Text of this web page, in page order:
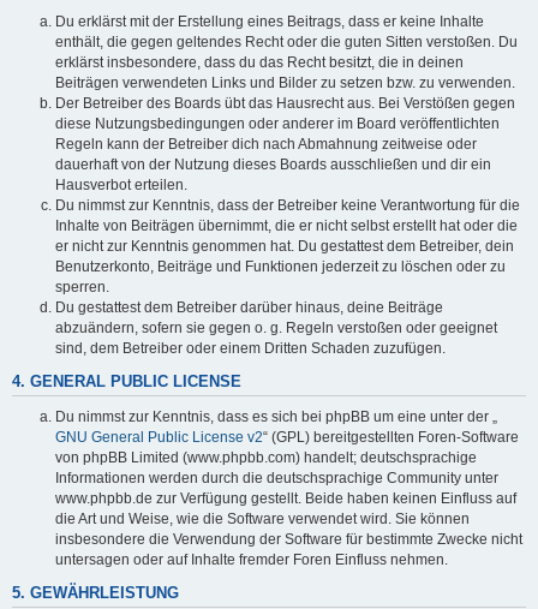
Du erklärst mit der Erstellung eines Beitrags, dass er keine Inhalte
enthält, die gegen geltendes Recht oder die guten Sitten verstoßen. Du
erklärst insbesondere, dass du das Recht besitzt, die in deinen
Beiträgen verwendeten Links und Bilder zu setzen bzw. zu verwenden.
Der Betreiber des Boards übt das Hausrecht aus. Bei Verstößen gegen
diese Nutzungsbedingungen oder anderer im Board veröffentlichten
Regeln kann der Betreiber dich nach Abmahnung zeitweise oder
dauerhaft von der Nutzung dieses Boards ausschließen und dir ein
Hausverbot erteilen.
Du nimmst zur Kenntnis, dass der Betreiber keine Verantwortung für die
Inhalte von Beiträgen übernimmt, die er nicht selbst erstellt hat oder die
er nicht zur Kenntnis genommen hat. Du gestattest dem Betreiber, dein
Benutzerkonto, Beiträge und Funktionen jederzeit zu löschen oder zu
sperren.
Du gestattest dem Betreiber darüber hinaus, deine Beiträge
abzuändern, sofern sie gegen o. g. Regeln verstoßen oder geeignet
sind, dem Betreiber oder einem Dritten Schaden zuzufügen.
4. GENERAL PUBLIC LICENSE
Du nimmst zur Kenntnis, dass es sich bei phpBB um eine unter der „
GNU General Public License v2“ (GPL) bereitgestellten Foren-Software
von phpBB Limited (www.phpbb.com) handelt; deutschsprachige
Informationen werden durch die deutschsprachige Community unter
www.phpbb.de zur Verfügung gestellt. Beide haben keinen Einfluss auf
die Art und Weise, wie die Software verwendet wird. Sie können
insbesondere die Verwendung der Software für bestimmte Zwecke nicht
untersagen oder auf Inhalte fremder Foren Einfluss nehmen.
5. GEWÄHRLEISTUNG